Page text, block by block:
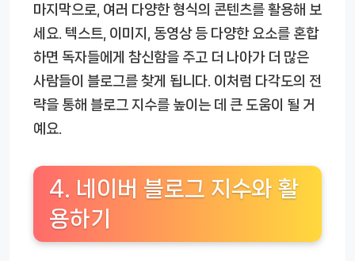
마지막으로, 여러 다양한 형식의 콘텐츠를 활용해 보
세요. 텍스트, 이미지, 동영상 등 다양한 요소를 혼합
하면 독자들에게 참신함을 주고 더 나아가 더 많은
사람들이 블로그를 찾게 됩니다. 이처럼 다각도의 전
략을 통해 블로그 지수를 높이는 데 큰 도움이 될 거
예요.
4. 네이버 블로그 지수와 활
용하기